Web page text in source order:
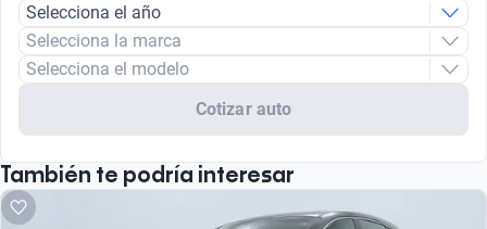
Selecciona el año
Selecciona la marca
Selecciona el modelo
Cotizar auto
También te podría interesar